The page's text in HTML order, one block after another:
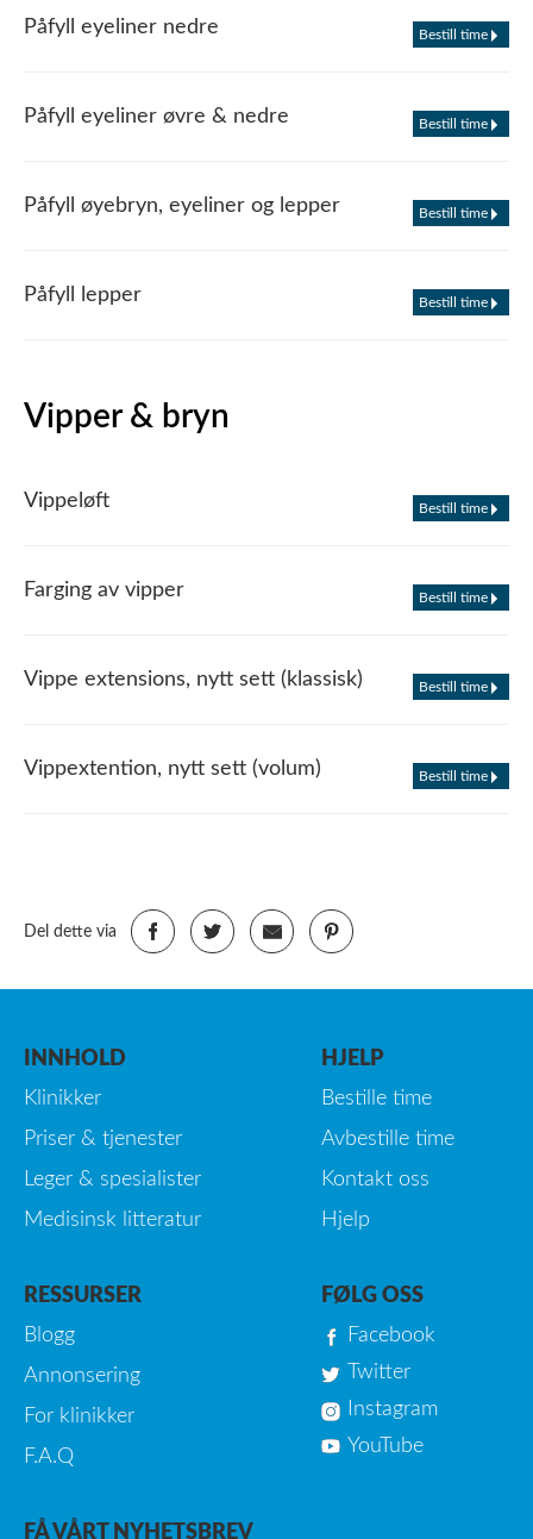
Påfyll eyeliner nedre Bestill time
Påfyll eyeliner øvre & nedre Bestill time
Påfyll øyebryn, eyeliner og lepper Bestill time
Påfyll lepper Bestill time
Vipper & bryn
Vippeløft Bestill time
Farging av vipper Bestill time
Vippe extensions, nytt sett (klassisk) Bestill time
Vippextention, nytt sett (volum) Bestill time
Del dette via
INNHOLD
Klinikker
Priser & tjenester
Leger & spesialister
Medisinsk litteratur
HJELP
Bestille time
Avbestille time
Kontakt oss
Hjelp
RESSURSER
Blogg
Annonsering
For klinikker
F.A.Q
FØLG OSS
Facebook
Twitter
Instagram
YouTube
FÅ VÅRT NYHETSBREV